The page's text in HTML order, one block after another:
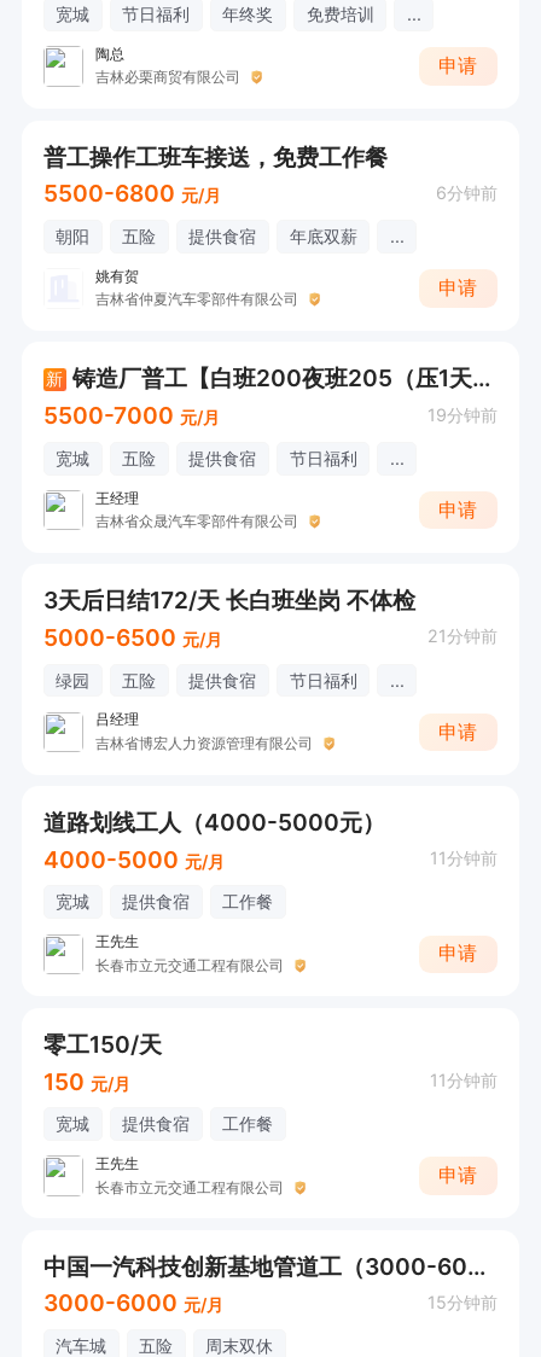
宽城 节日福利 年终奖 免费培训 ...
陶总
吉林必栗商贸有限公司
申请
普工操作工班车接送，免费工作餐
5500-6800 元/月 6分钟前
朝阳 五险 提供食宿 年底双薪 ...
姚有贺
吉林省仲夏汽车零部件有限公司
申请
新
铸造厂普工【白班200夜班205（压1天）工时稳定
5500-7000 元/月 19分钟前
宽城 五险 提供食宿 节日福利 ...
王经理
吉林省众晟汽车零部件有限公司
申请
3天后日结172/天 长白班坐岗 不体检
5000-6500 元/月 21分钟前
绿园 五险 提供食宿 节日福利 ...
吕经理
吉林省博宏人力资源管理有限公司
申请
道路划线工人（4000-5000元）
4000-5000 元/月 11分钟前
宽城 提供食宿 工作餐
王先生
长春市立元交通工程有限公司
申请
零工150/天
150 元/月 11分钟前
宽城 提供食宿 工作餐
王先生
长春市立元交通工程有限公司
申请
中国一汽科技创新基地管道工（3000-6000+待遇好）
3000-6000 元/月 15分钟前
汽车城 五险 周末双休